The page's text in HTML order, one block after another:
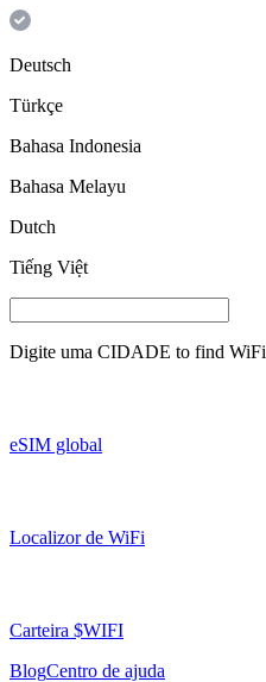
Deutsch
Türkçe
Bahasa Indonesia
Bahasa Melayu
Dutch
Tiếng Việt
Digite uma CIDADE to find WiFi
eSIM global
Localizor de WiFi
Carteira $WIFI
BlogCentro de ajuda